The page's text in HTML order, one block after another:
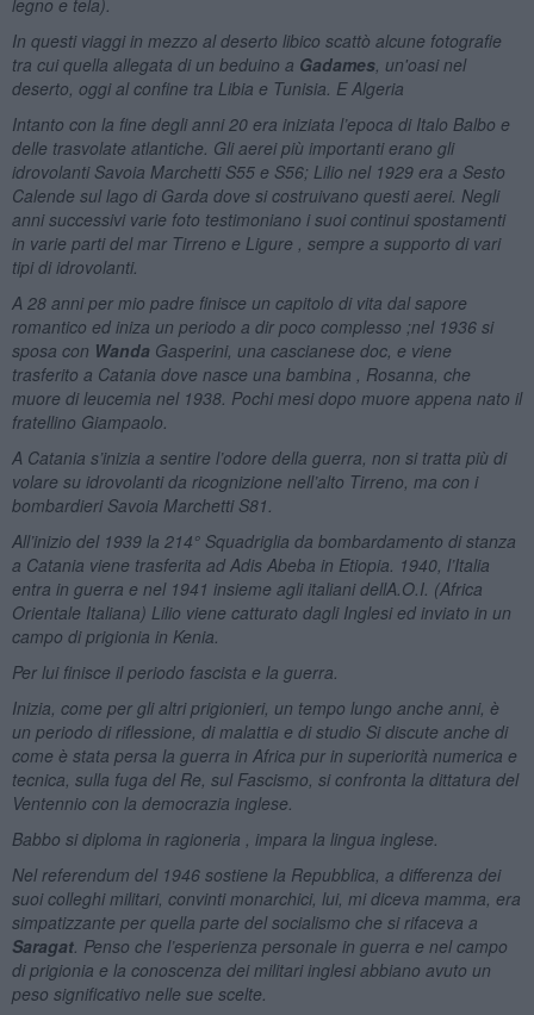
In questi viaggi in mezzo al deserto libico scattò alcune fotografie
tra cui quella allegata di un beduino a Gadames, un'oasi nel
deserto, oggi al confine tra Libia e Tunisia. E Algeria
Intanto con la fine degli anni 20 era iniziata l’epoca di Italo Balbo e
delle trasvolate atlantiche. Gli aerei più importanti erano gli
idrovolanti Savoia Marchetti S55 e S56; Lilio nel 1929 era a Sesto
Calende sul lago di Garda dove si costruivano questi aerei. Negli
anni successivi varie foto testimoniano i suoi continui spostamenti
in varie parti del mar Tirreno e Ligure , sempre a supporto di vari
tipi di idrovolanti.
A 28 anni per mio padre finisce un capitolo di vita dal sapore
romantico ed iniza un periodo a dir poco complesso ;nel 1936 si
sposa con WandaGasperini, una cascianese doc, e viene
trasferito a Catania dove nasce una bambina , Rosanna, che
muore di leucemia nel 1938. Pochi mesi dopo muore appena nato il
fratellino Giampaolo.
A Catania s’inizia a sentire l’odore della guerra, non si tratta più di
volare su idrovolanti da ricognizione nell’alto Tirreno, ma con i
bombardieri Savoia Marchetti S81.
All’inizio del 1939 la 214° Squadriglia da bombardamento di stanza
a Catania viene trasferita ad Adis Abeba in Etiopia. 1940, l’Italia
entra in guerra e nel 1941 insieme agli italiani dellA.O.I. (Africa
Orientale Italiana) Lilio viene catturato dagli Inglesi ed inviato in un
campo di prigionia in Kenia.
Per lui finisce il periodo fascista e la guerra.
Inizia, come per gli altri prigionieri, un tempo lungo anche anni, è
un periodo di riflessione, di malattia e di studio Si discute anche di
come è stata persa la guerra in Africa pur in superiorità numerica e
tecnica, sulla fuga del Re, sul Fascismo, si confronta la dittatura del
Ventennio con la democrazia inglese.
Babbo si diploma in ragioneria , impara la lingua inglese.
Nel referendum del 1946 sostiene la Repubblica, a differenza dei
suoi colleghi militari, convinti monarchici, lui, mi diceva mamma, era
simpatizzante per quella parte del socialismo che si rifaceva a
Saragat. Penso che l’esperienza personale in guerra e nel campo
di prigionia e la conoscenza dei militari inglesi abbiano avuto un
peso significativo nelle sue scelte.